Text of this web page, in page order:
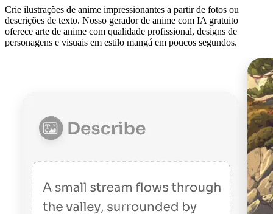
Crie ilustrações de anime impressionantes a partir de fotos ou
descrições de texto. Nosso gerador de anime com IA gratuito
oferece arte de anime com qualidade profissional, designs de
personagens e visuais em estilo mangá em poucos segundos.